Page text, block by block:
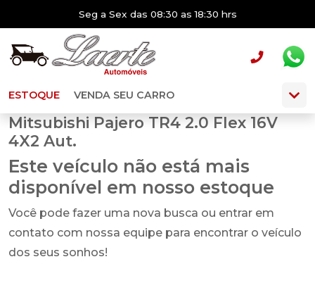
Seg a Sex das 08:30 as 18:30 hrs
ESTOQUE VENDA SEU CARRO
Mitsubishi Pajero TR4 2.0 Flex 16V
4X2 Aut.
Este veículo não está mais
disponível em nosso estoque
Você pode fazer uma nova busca ou entrar em
contato com nossa equipe para encontrar o veículo
dos seus sonhos!